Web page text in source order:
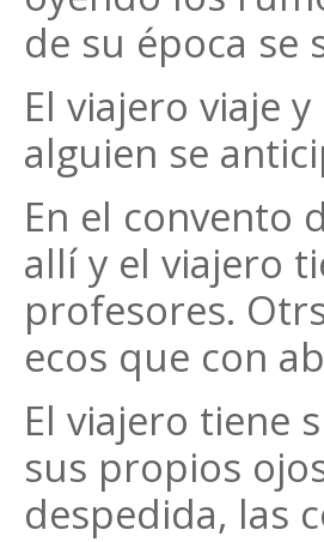
de su época
El viajero viaje
alguien se
En el convento
allí y el viajero
profesores.
ecos que con
El viajero tiene
sus propios
despedida, las